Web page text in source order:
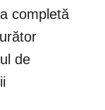
completă
de